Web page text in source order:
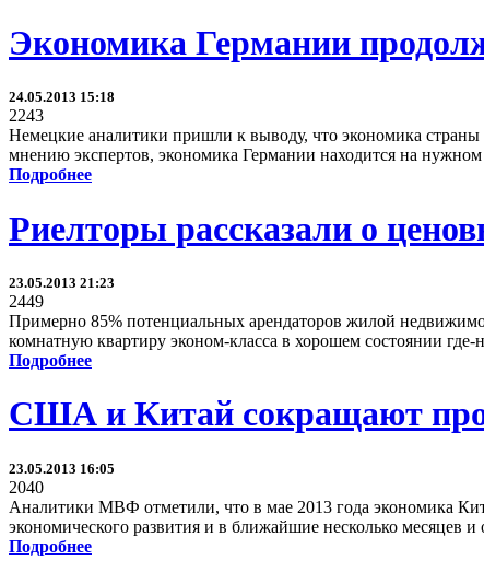
Экономика Германии
24.05.2013 15:18
2243
Немецкие аналитики пришли к выводу, что экономика страны
мнению экспертов, экономика Германии находится на
Подробнее
Риелторы рассказали о
23.05.2013 21:23
2449
Примерно 85% потенциальных арендаторов жилой
комнатную квартиру эконом-класса в хорошем состоянии
Подробнее
США и Китай сокращают
23.05.2013 16:05
2040
Аналитики МВФ отметили, что в мае 2013 года экономика
экономического развития и в ближайшие несколько месяцев
Подробнее